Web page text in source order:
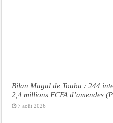
Bilan Magal de Touba : 244
2,4 millions FCFA d’amendes
7 août 2026